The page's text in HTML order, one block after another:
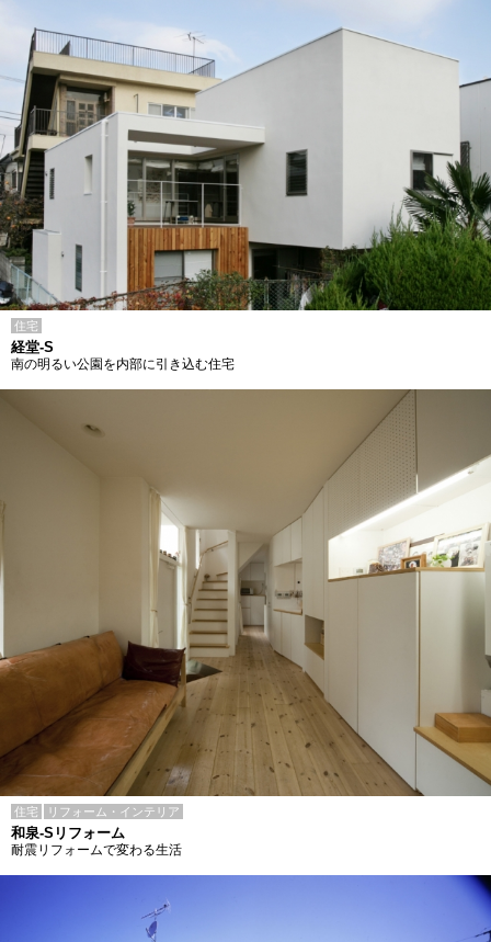
住宅
経堂-S
南の明るい公園を内部に引き込む住宅
住宅 リフォーム・インテリア
和泉-Sリフォーム
耐震リフォームで変わる生活